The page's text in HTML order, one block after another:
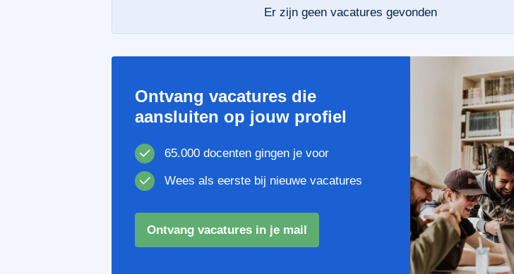
Er zijn geen vacatures gevonden
Ontvang vacatures die
aansluiten op jouw profiel
65.000 docenten gingen je voor
Wees als eerste bij nieuwe vacatures
Ontvang vacatures in je mail